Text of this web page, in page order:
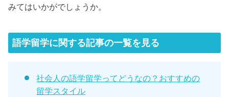
みてはいかがでしょうか。
語学留学に関する記事の一覧を見る
社会人の語学留学ってどうなの？おすすめの
留学スタイル